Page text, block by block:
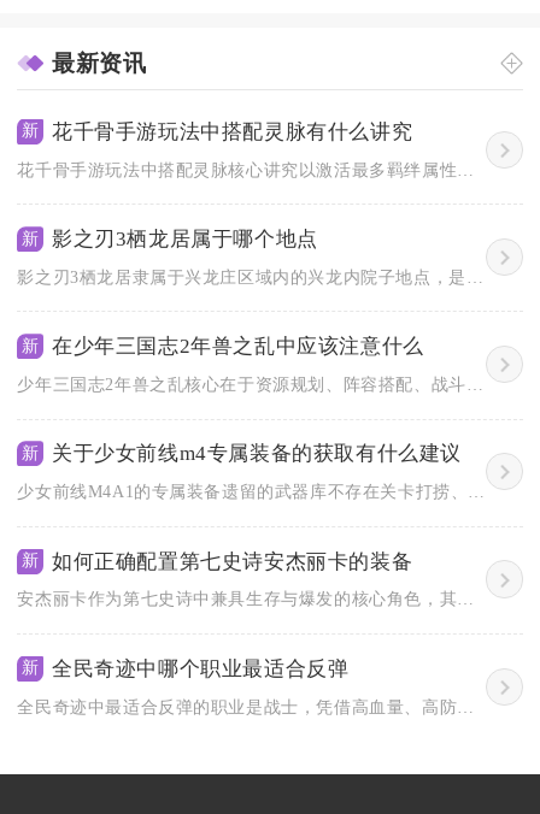
最新资讯
新 花千骨手游玩法中搭配灵脉有什么讲究
新 影之刃3栖龙居属于哪个地点
新 在少年三国志2年兽之乱中应该注意什么
少年三国志2年兽之乱核心在于资源规划、阵容搭配、战斗节奏把控...
新 关于少女前线m4专属装备的获取有什么建议
少女前线M4A1的专属装备遗留的武器库不存在关卡打捞、装备建...
新 如何正确配置第七史诗安杰丽卡的装备
安杰丽卡作为第七史诗中兼具生存与爆发的核心角色，其装备配置的...
新 全民奇迹中哪个职业最适合反弹